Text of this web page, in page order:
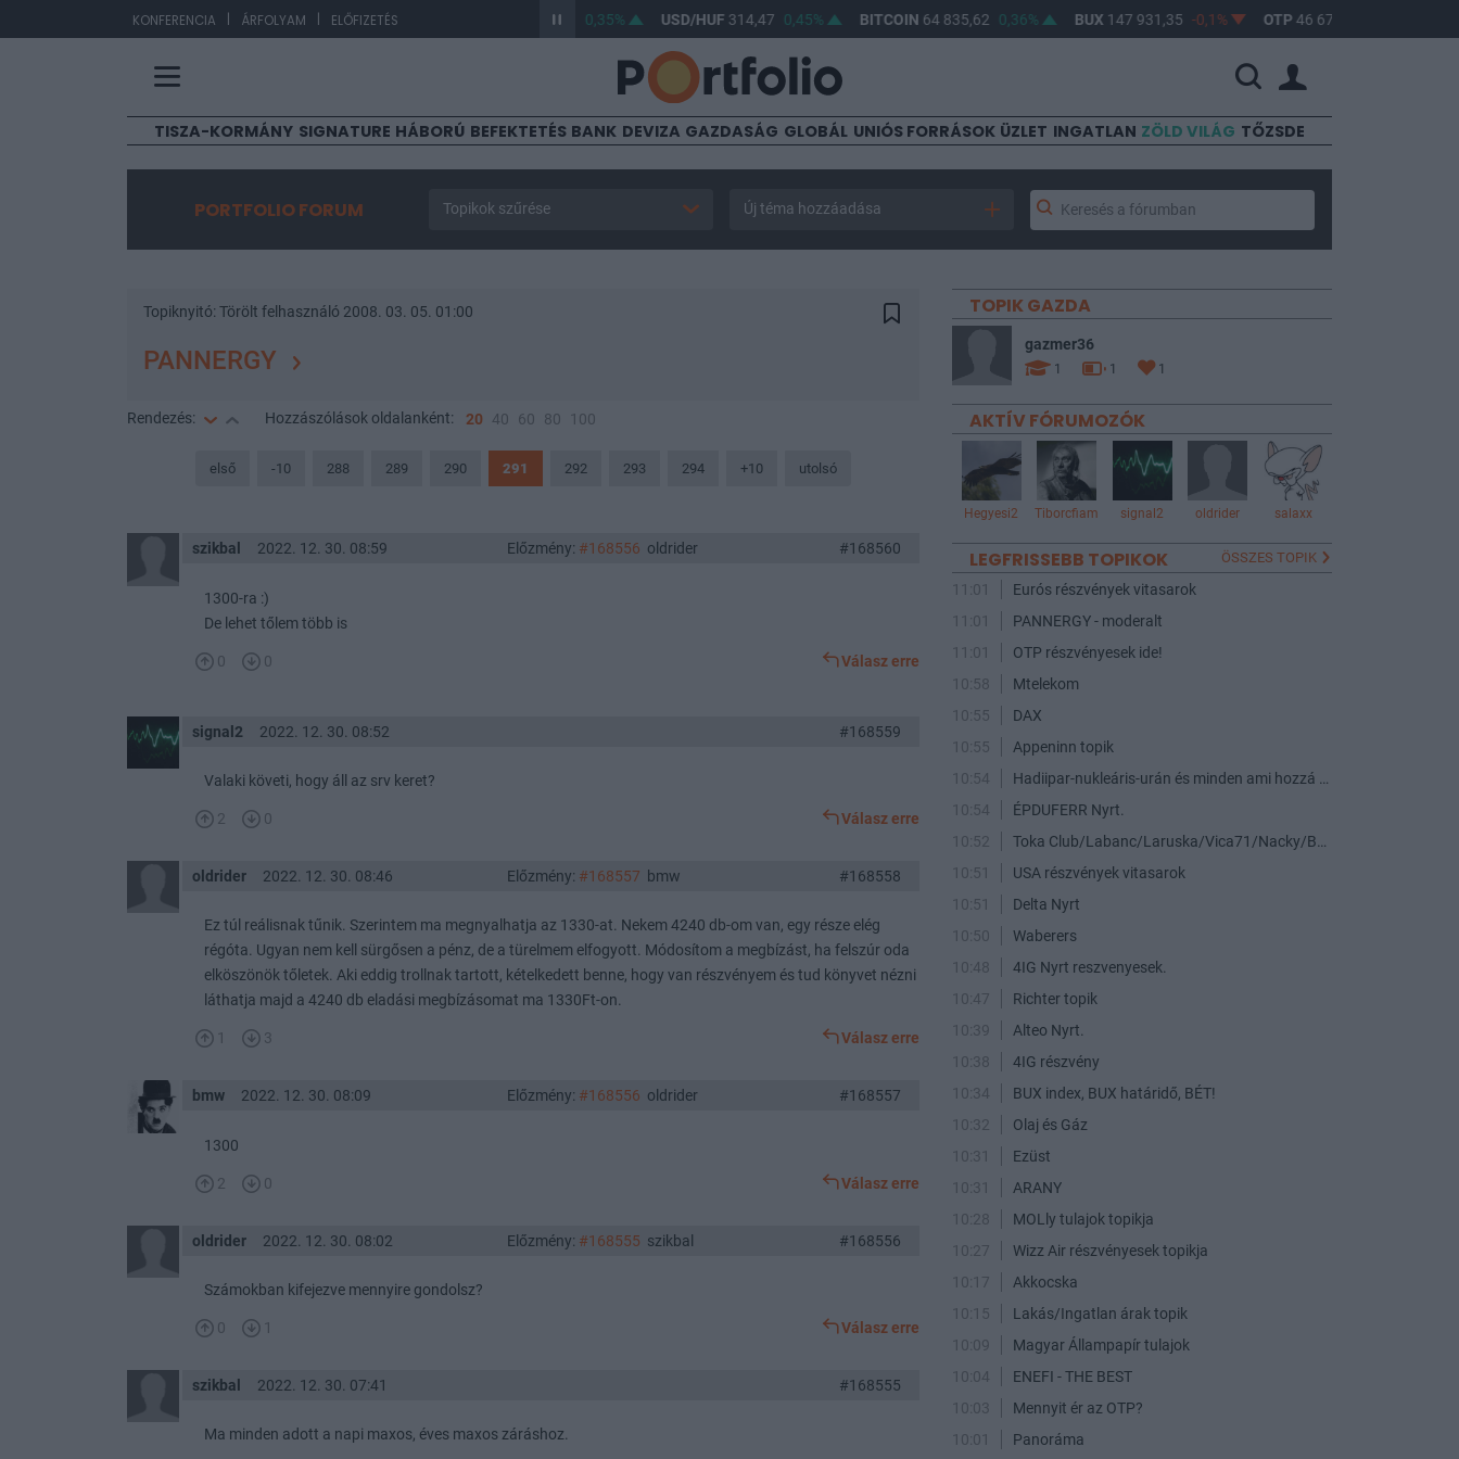
KONFERENCIA | ÁRFOLYAM | ELŐFIZETÉS 0,35% USD/HUF314,47 0,45% BITCOIN64 835,62 0,36% BUX147 931,35 -0,1% OTP46 670 -0,17%
TISZA-KORMÁNY SIGNATURE HÁBORÚ BEFEKTETÉS BANK DEVIZA GAZDASÁG GLOBÁL UNIÓS FORRÁSOK ÜZLET INGATLAN ZÖLD VILÁG TŐZSDE
PORTFOLIO FORUM Topikok szűrése Új téma hozzáadása
Topiknyitó: Törölt felhasználó 2008. 03. 05. 01:00
PANNERGY
Rendezés: Hozzászólások oldalanként: 20 40 60 80 100
első -10 288 289 290 291 292 293 294 +10 utolsó
szikbal 2022. 12. 30. 08:59 Előzmény: #168556 oldrider #168560
1300-ra :)
De lehet tőlem több is
0 0 Válasz erre
signal2 2022. 12. 30. 08:52 #168559
Valaki követi, hogy áll az srv keret?
2 0 Válasz erre
oldrider 2022. 12. 30. 08:46 Előzmény: #168557 bmw #168558
Ez túl reálisnak tűnik. Szerintem ma megnyalhatja az 1330-at. Nekem 4240 db-om van, egy része elég
régóta. Ugyan nem kell sürgősen a pénz, de a türelmem elfogyott. Módosítom a megbízást, ha felszúr oda
elköszönök tőletek. Aki eddig trollnak tartott, kételkedett benne, hogy van részvényem és tud könyvet nézni
láthatja majd a 4240 db eladási megbízásomat ma 1330Ft-on.
1 3 Válasz erre
bmw 2022. 12. 30. 08:09 Előzmény: #168556 oldrider #168557
1300
2 0 Válasz erre
oldrider 2022. 12. 30. 08:02 Előzmény: #168555 szikbal #168556
Számokban kifejezve mennyire gondolsz?
0 1 Válasz erre
szikbal 2022. 12. 30. 07:41 #168555
Ma minden adott a napi maxos, éves maxos záráshoz.
TOPIK GAZDA
gazmer36
1 1 1
AKTÍV FÓRUMOZÓK
Hegyesi2 Tiborcfiam signal2 oldrider salaxx
LEGFRISSEBB TOPIKOK ÖSSZES TOPIK
11:01
Eurós részvények vitasarok
11:01
PANNERGY - moderalt
11:01
OTP részvényesek ide!
10:58
Mtelekom
10:55
DAX
10:55
Appeninn topik
10:54
10:54
ÉPDUFERR Nyrt.
10:52
10:51
USA részvények vitasarok
10:51
Delta Nyrt
10:50
Waberers
10:48
4IG Nyrt reszvenyesek.
10:47
Richter topik
10:39
Alteo Nyrt.
10:38
4IG részvény
10:34
BUX index, BUX határidő, BÉT!
10:32
Olaj és Gáz
10:31
Ezüst
10:31
ARANY
10:28
MOLly tulajok topikja
10:27
Wizz Air részvényesek topikja
10:17
Akkocska
10:15
Lakás/Ingatlan árak topik
10:09
Magyar Állampapír tulajok
10:04
ENEFI - THE BEST
10:03
Mennyit ér az OTP?
10:01
Panoráma